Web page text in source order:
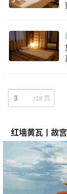
/28 页
红墙黄瓦丨故